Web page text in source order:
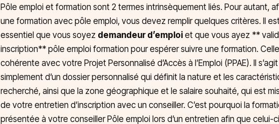
Pôle emploi et formation sont 2 termes intrinsèquement liés. Pour autant,
une formation avec pôle emploi, vous devez remplir quelques critères. Il
essentiel que vous soyez demandeur d’emploi et que vous ayez **
inscription** pôle emploi formation pour espérer suivre une formation.
cohérente avec votre Projet Personnalisé d’Accès à l’Emploi (PPAE). Il
simplement d’un dossier personnalisé qui définit la nature et les
recherché, ainsi que la zone géographique et le salaire souhaité, qui est
de votre entretien d’inscription avec un conseiller. C’est pourquoi la
présentée à votre conseiller Pôle emploi lors d’un entretien afin que celui-